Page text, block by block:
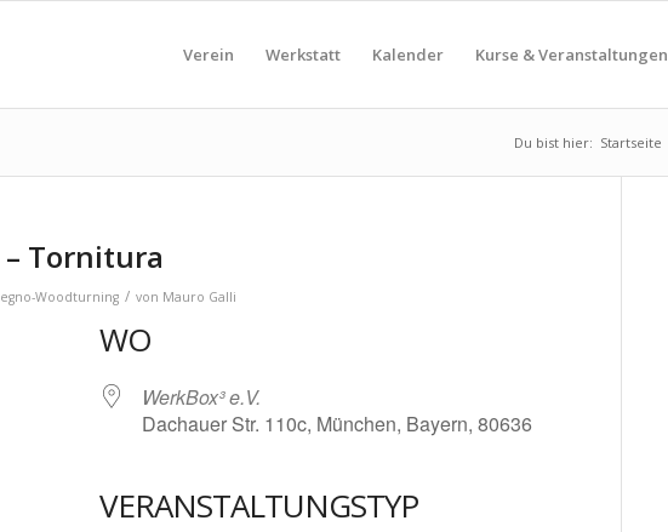
Verein Werkstatt Kalender Kurse & Veranstaltungen
Du bist hier: Startseite
Tornitura
Woodturning / von Mauro Galli
WO
WerkBox³ e.V.
Dachauer Str. 110c, München, Bayern, 80636
VERANSTALTUNGSTYP